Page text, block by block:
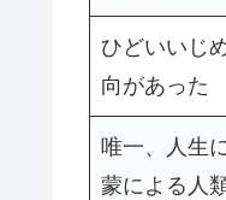
ひどいいじ
向があった
唯一、人生
蒙による人